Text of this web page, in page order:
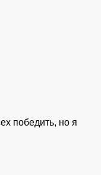
победить, но я